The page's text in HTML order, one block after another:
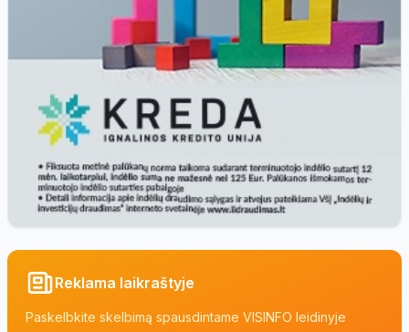
Reklama laikraštyje
Paskelbkite skelbimą spausdintame VISINFO leidinyje